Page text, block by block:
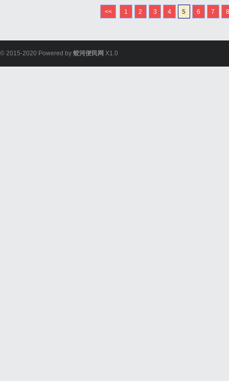
件价格FedEx国际快递公
DHL国际快递公司小...
<< 1 2 3 4 5 6 7 8
© 2015-2020 Powered by 蛟河便民网 X1.0